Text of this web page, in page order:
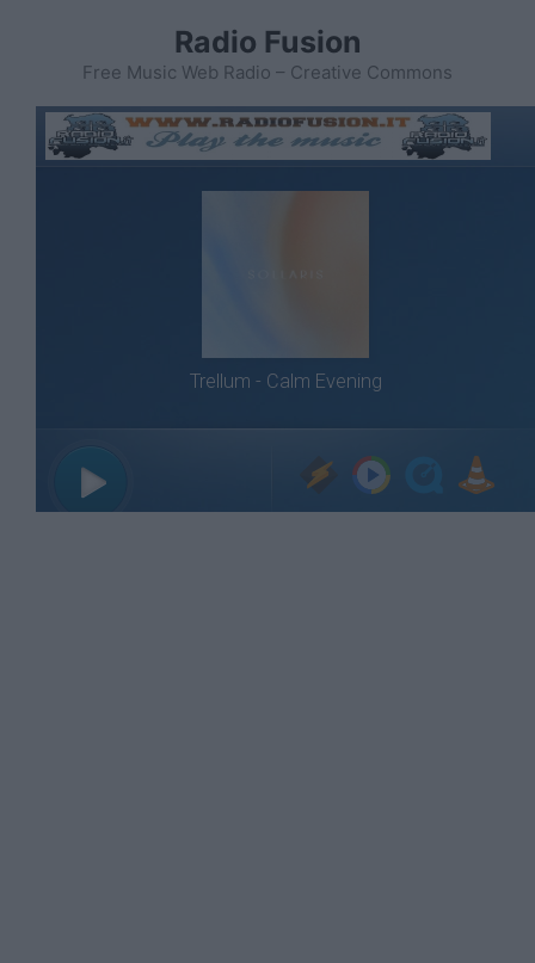
contenuto
Radio Fusion
Free Music Web Radio – Creative Commons